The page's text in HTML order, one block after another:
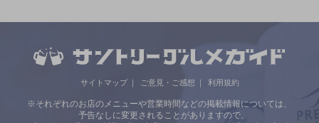
サイトマップ ご意見・ご感想 利用規約
※それぞれのお店のメニューや営業時間などの掲載情報については、
予告なしに変更されることがありますので、